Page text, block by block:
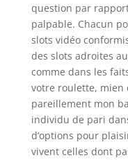
question par
palpable. Chacun
slots vidéo
des slots adroites
comme dans les
votre roulette, mien
pareillement mon
individu de pari
d’options pour
vivent celles dont